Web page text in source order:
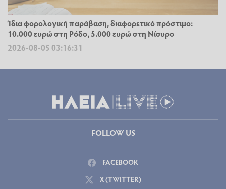
Ίδια φορολογική παράβαση, διαφορετικό πρόστιμο:
10.000 ευρώ στη Ρόδο, 5.000 ευρώ στη Νίσυρο
2026-08-05 03:16:31
FOLLOW US
FACEBOOK
X (TWITTER)